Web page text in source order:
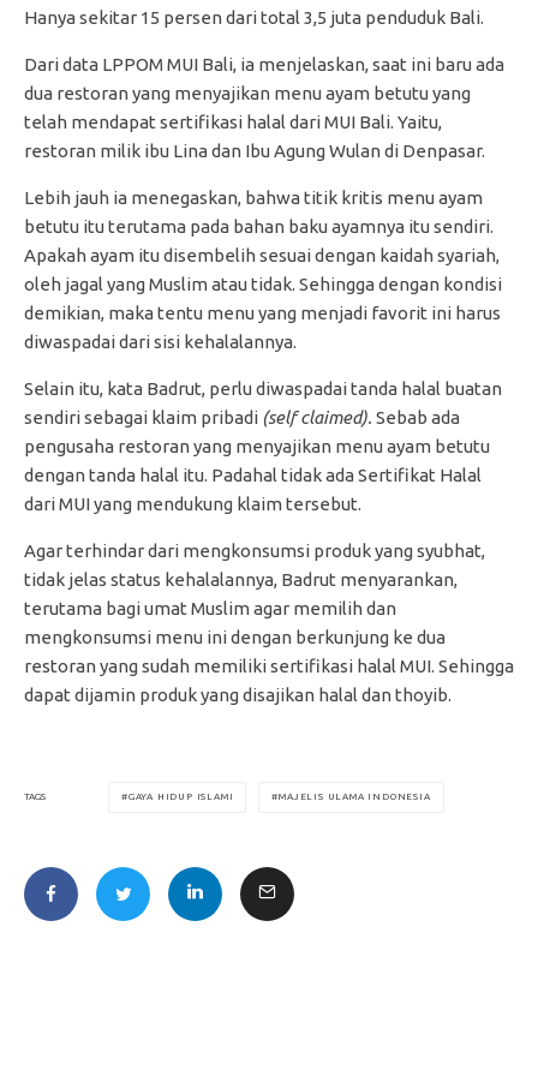
Hanya sekitar 15 persen dari total 3,5 juta penduduk Bali.
Dari data LPPOM MUI Bali, ia menjelaskan, saat ini baru ada
dua restoran yang menyajikan menu ayam betutu yang
telah mendapat sertifikasi halal dari MUI Bali. Yaitu,
restoran milik ibu Lina dan Ibu Agung Wulan di Denpasar.
Lebih jauh ia menegaskan, bahwa titik kritis menu ayam
betutu itu terutama pada bahan baku ayamnya itu sendiri.
Apakah ayam itu disembelih sesuai dengan kaidah syariah,
oleh jagal yang Muslim atau tidak. Sehingga dengan kondisi
demikian, maka tentu menu yang menjadi favorit ini harus
diwaspadai dari sisi kehalalannya.
Selain itu, kata Badrut, perlu diwaspadai tanda halal buatan
sendiri sebagai klaim pribadi (self claimed). Sebab ada
pengusaha restoran yang menyajikan menu ayam betutu
dengan tanda halal itu. Padahal tidak ada Sertifikat Halal
dari MUI yang mendukung klaim tersebut.
Agar terhindar dari mengkonsumsi produk yang syubhat,
tidak jelas status kehalalannya, Badrut menyarankan,
terutama bagi umat Muslim agar memilih dan
mengkonsumsi menu ini dengan berkunjung ke dua
restoran yang sudah memiliki sertifikasi halal MUI. Sehingga
dapat dijamin produk yang disajikan halal dan thoyib.
TAGS GAYA HIDUP ISLAMI MAJELIS ULAMA INDONESIA